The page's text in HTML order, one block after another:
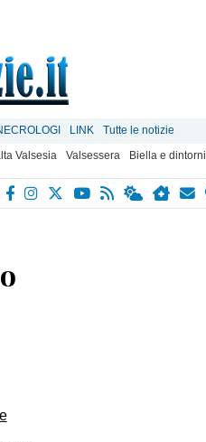
LINK
Tutte le notizie
Valsesia Valsessera Biella e dintorni